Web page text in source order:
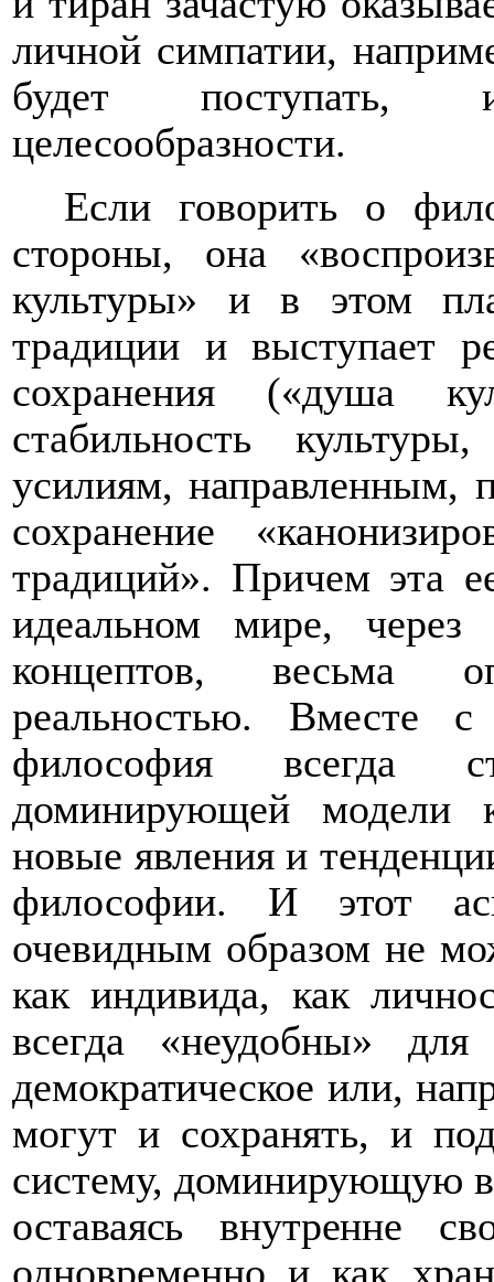
личной симпатии,
будет поступать,
целесообразности.
Если говорить о
стороны, она
культуры» и в этом
традиции и выступает
сохранения («душа
стабильность
усилиям,
сохранение
традиций». Причем эта
идеальном мире, через
концептов, весьма
реальностью. Вместе
философия всегда
доминирующей модели
новые явления и
философии. И этот
очевидным образом не
как индивида, как
всегда «неудобны»
демократическое или,
могут и сохранять, и
систему, доминирующую
оставаясь внутренне
одновременно и как